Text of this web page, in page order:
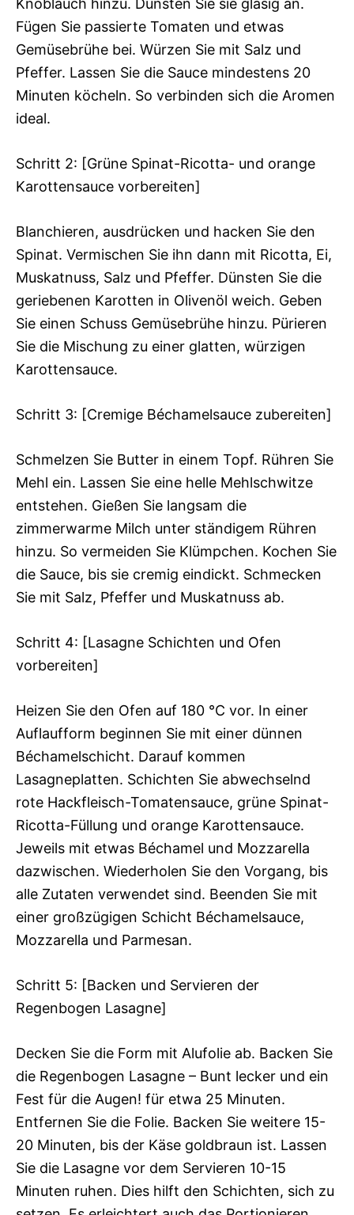
Fügen Sie passierte Tomaten und etwas
Gemüsebrühe bei. Würzen Sie mit Salz und
Pfeffer. Lassen Sie die Sauce mindestens 20
Minuten köcheln. So verbinden sich die Aromen
ideal.
Schritt 2: [Grüne Spinat-Ricotta- und orange
Karottensauce vorbereiten]
Blanchieren, ausdrücken und hacken Sie den
Spinat. Vermischen Sie ihn dann mit Ricotta, Ei,
Muskatnuss, Salz und Pfeffer. Dünsten Sie die
geriebenen Karotten in Olivenöl weich. Geben
Sie einen Schuss Gemüsebrühe hinzu. Pürieren
Sie die Mischung zu einer glatten, würzigen
Karottensauce.
Schritt 3: [Cremige Béchamelsauce zubereiten]
Schmelzen Sie Butter in einem Topf. Rühren Sie
Mehl ein. Lassen Sie eine helle Mehlschwitze
entstehen. Gießen Sie langsam die
zimmerwarme Milch unter ständigem Rühren
hinzu. So vermeiden Sie Klümpchen. Kochen Sie
die Sauce, bis sie cremig eindickt. Schmecken
Sie mit Salz, Pfeffer und Muskatnuss ab.
Schritt 4: [Lasagne Schichten und Ofen
vorbereiten]
Heizen Sie den Ofen auf 180 °C vor. In einer
Auflaufform beginnen Sie mit einer dünnen
Béchamelschicht. Darauf kommen
Lasagneplatten. Schichten Sie abwechselnd
rote Hackfleisch-Tomatensauce, grüne Spinat-
Ricotta-Füllung und orange Karottensauce.
Jeweils mit etwas Béchamel und Mozzarella
dazwischen. Wiederholen Sie den Vorgang, bis
alle Zutaten verwendet sind. Beenden Sie mit
einer großzügigen Schicht Béchamelsauce,
Mozzarella und Parmesan.
Schritt 5: [Backen und Servieren der
Regenbogen Lasagne]
Decken Sie die Form mit Alufolie ab. Backen Sie
die Regenbogen Lasagne – Bunt lecker und ein
Fest für die Augen! für etwa 25 Minuten.
Entfernen Sie die Folie. Backen Sie weitere 15-
20 Minuten, bis der Käse goldbraun ist. Lassen
Sie die Lasagne vor dem Servieren 10-15
Minuten ruhen. Dies hilft den Schichten, sich zu